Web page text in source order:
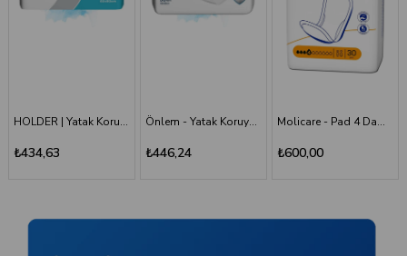
Önlem - Yatak Koruyucu 60*90 - 30'lu Paket
₺446,24
Molicare - Pad 4 Damla - Mesane Pedi
₺600,00
Holder - Belbantlı Hasta Bezi - S - 120 Adet, 4 Paket
₺1.660,00